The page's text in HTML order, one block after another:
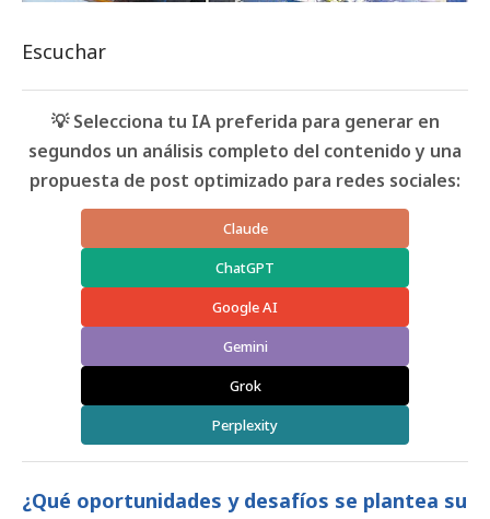
Escuchar
💡 Selecciona tu IA preferida para generar en
segundos un análisis completo del contenido y una
propuesta de post optimizado para redes sociales:
Claude
ChatGPT
Google AI
Gemini
Grok
Perplexity
¿Qué oportunidades y desafíos se plantea su